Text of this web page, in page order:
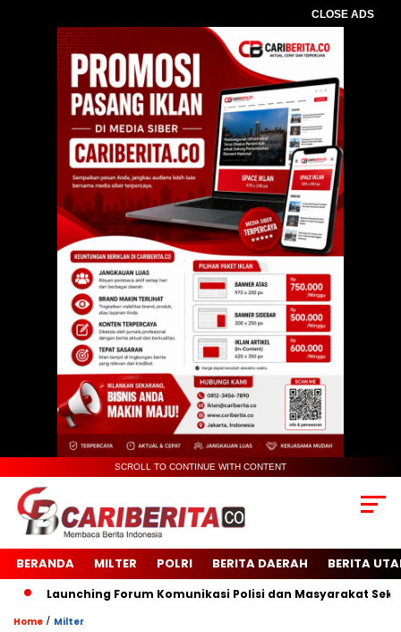
CLOSE ADS
SCROLL TO CONTINUE WITH CONTENT
BERANDA MILTER POLRI BERITA DAERAH BERITA
Launching Forum Komunikasi Polisi dan Masyarakat Sekolah
Home / Milter